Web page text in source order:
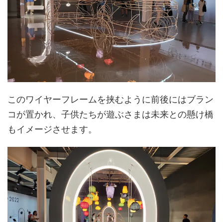
このワイヤーフレームを挟むように前後にはブラン
コが置かれ、子供たちが遊ぶさまは未来との懸け橋
もイメージさせます。